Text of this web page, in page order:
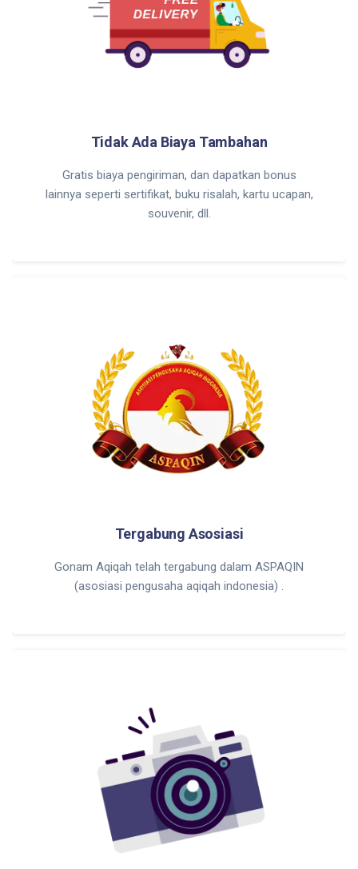
Tidak Ada Biaya Tambahan
Gratis biaya pengiriman, dan dapatkan bonus
lainnya seperti sertifikat, buku risalah, kartu ucapan,
souvenir, dll.
Tergabung Asosiasi
Gonam Aqiqah telah tergabung dalam ASPAQIN
(asosiasi pengusaha aqiqah indonesia) .